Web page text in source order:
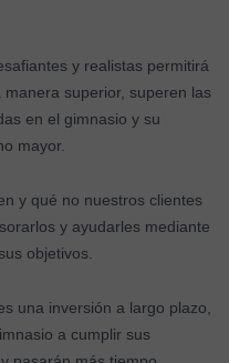
y realistas permitirá
superior, superen las
en el gimnasio y su
mayor.
y qué no nuestros clientes
y ayudarles mediante
objetivos.
una inversión a largo plazo,
a cumplir sus